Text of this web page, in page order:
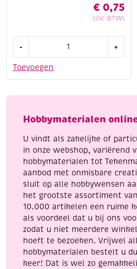
€ 0,75
(Inc BTW)
Toevoegen
-
dots
12.7
104
wit
aantal
+
Hobbymaterialen
U vindt als zakelijke of
in onze webshop, variërend
hobbymaterialen tot
aanbod met onmisbare
sluit op alle hobbywensen
het grootste assortiment
10.000 artikelen een ruime
als voordeel dat u bij ons
zodat u niet meerdere
hoeft te bezoeken. Vrijwel
hobbymaterialen bestelt u
keer! Dat is wel zo